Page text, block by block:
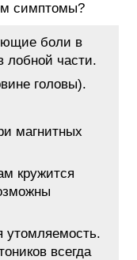
симптомы?
боли в
лобной части.
головы).
магнитных
кружится
утомляемость.
всегда